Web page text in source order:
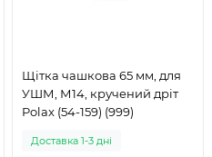
Щітка чашкова 65 мм, для
УШМ, М14, кручений дріт
Polax (54-159) (999)
Доставка 1-3 дні